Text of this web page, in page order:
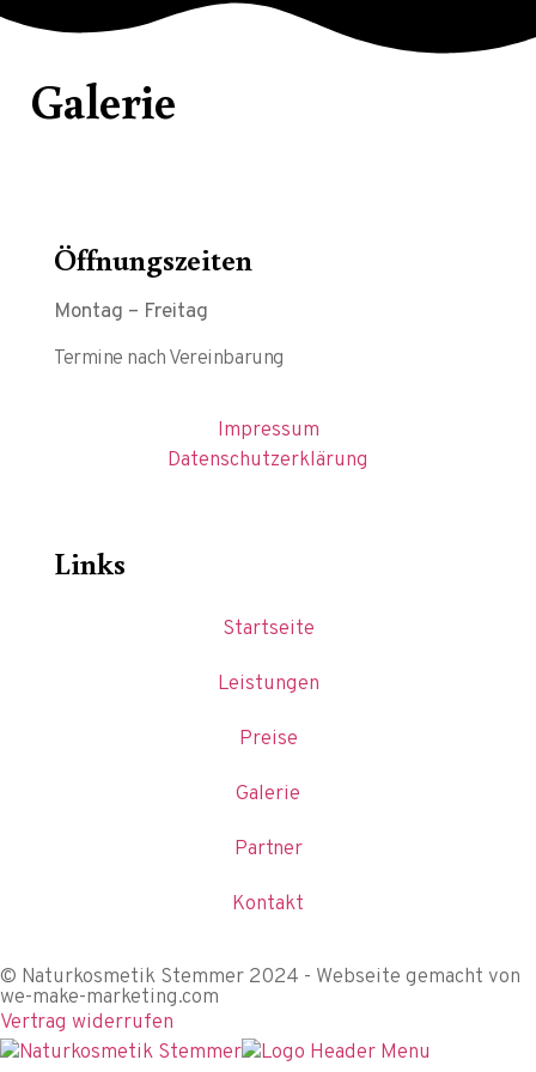
Galerie
Öffnungszeiten
Montag – Freitag
Termine nach Vereinbarung
Impressum
Datenschutzerklärung
Links
Startseite
Leistungen
Preise
Galerie
Partner
Kontakt
© Naturkosmetik Stemmer 2024 - Webseite gemacht von
we-make-marketing.com
Vertrag widerrufen